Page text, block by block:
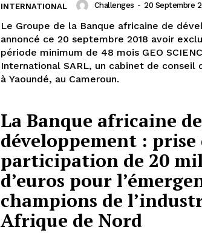
INTERNATIONAL Challenges - 20 Septembre
Le Groupe de la Banque africaine de
annoncé ce 20 septembre 2018 avoir
période minimum de 48 mois GEO
International SARL, un cabinet de conseil
à Yaoundé, au Cameroun.
La Banque africaine de
développement : prise
participation de 20
d’euros pour
champions de
Afrique de Nord